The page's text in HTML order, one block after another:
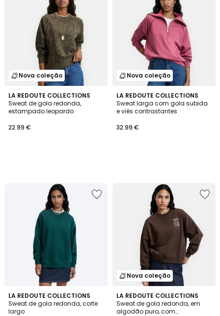
Nova coleção
LA REDOUTE COLLECTIONS
Sweat de gola redonda,
estampado leopardo
22.99 €
Nova coleção
LA REDOUTE COLLECTIONS
Sweat larga com gola subida
e viés contrastantes
32.99 €
LA REDOUTE COLLECTIONS
Sweat de gola redonda, corte
largo
3,9
/ 5
2
Cores
Nova coleção
LA REDOUTE COLLECTIONS
Sweat de gola redonda, em
algodão puro, com